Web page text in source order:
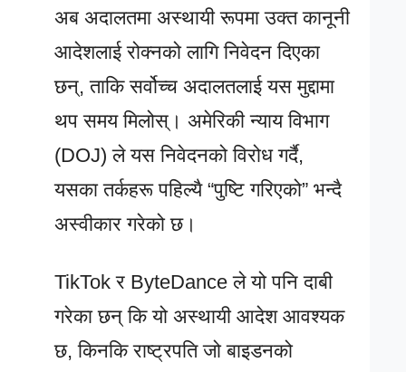
अब अदालतमा अस्थायी रूपमा उक्त कानूनी
आदेशलाई रोक्नको लागि निवेदन दिएका
छन्, ताकि सर्वोच्च अदालतलाई यस मुद्दामा
थप समय मिलोस्। अमेरिकी न्याय विभाग
(DOJ) ले यस निवेदनको विरोध गर्दै,
यसका तर्कहरू पहिल्यै “पुष्टि गरिएको” भन्दै
अस्वीकार गरेको छ।
TikTok र ByteDance ले यो पनि दाबी
गरेका छन् कि यो अस्थायी आदेश आवश्यक
छ, किनकि राष्ट्रपति जो बाइडनको